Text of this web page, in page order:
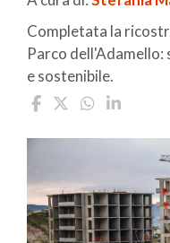
Completata la
Parco
e sostenibile.